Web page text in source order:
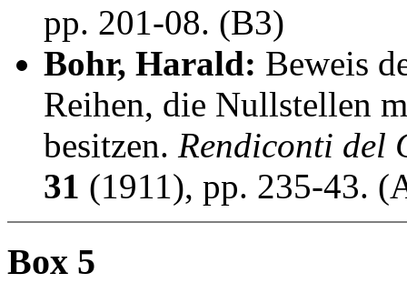
pp. 201-08. (B3)
Bohr, Harald: Beweis
Reihen, die Nullstellen
besitzen. Rendiconti del
31 (1911), pp. 235-43.
Box 5